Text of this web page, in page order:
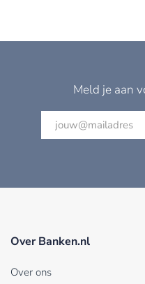
Meld je aan
Over Banken.nl
Over ons